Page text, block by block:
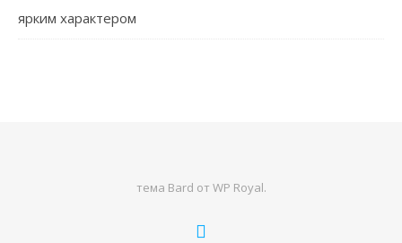
ярким характером
тема Bard от WP Royal.